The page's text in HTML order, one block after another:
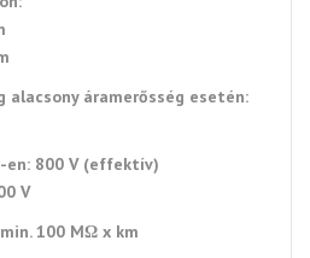
alacsony áramerősség esetén:
en: 800 V (effektív)
V
min. 100 MΩ x km